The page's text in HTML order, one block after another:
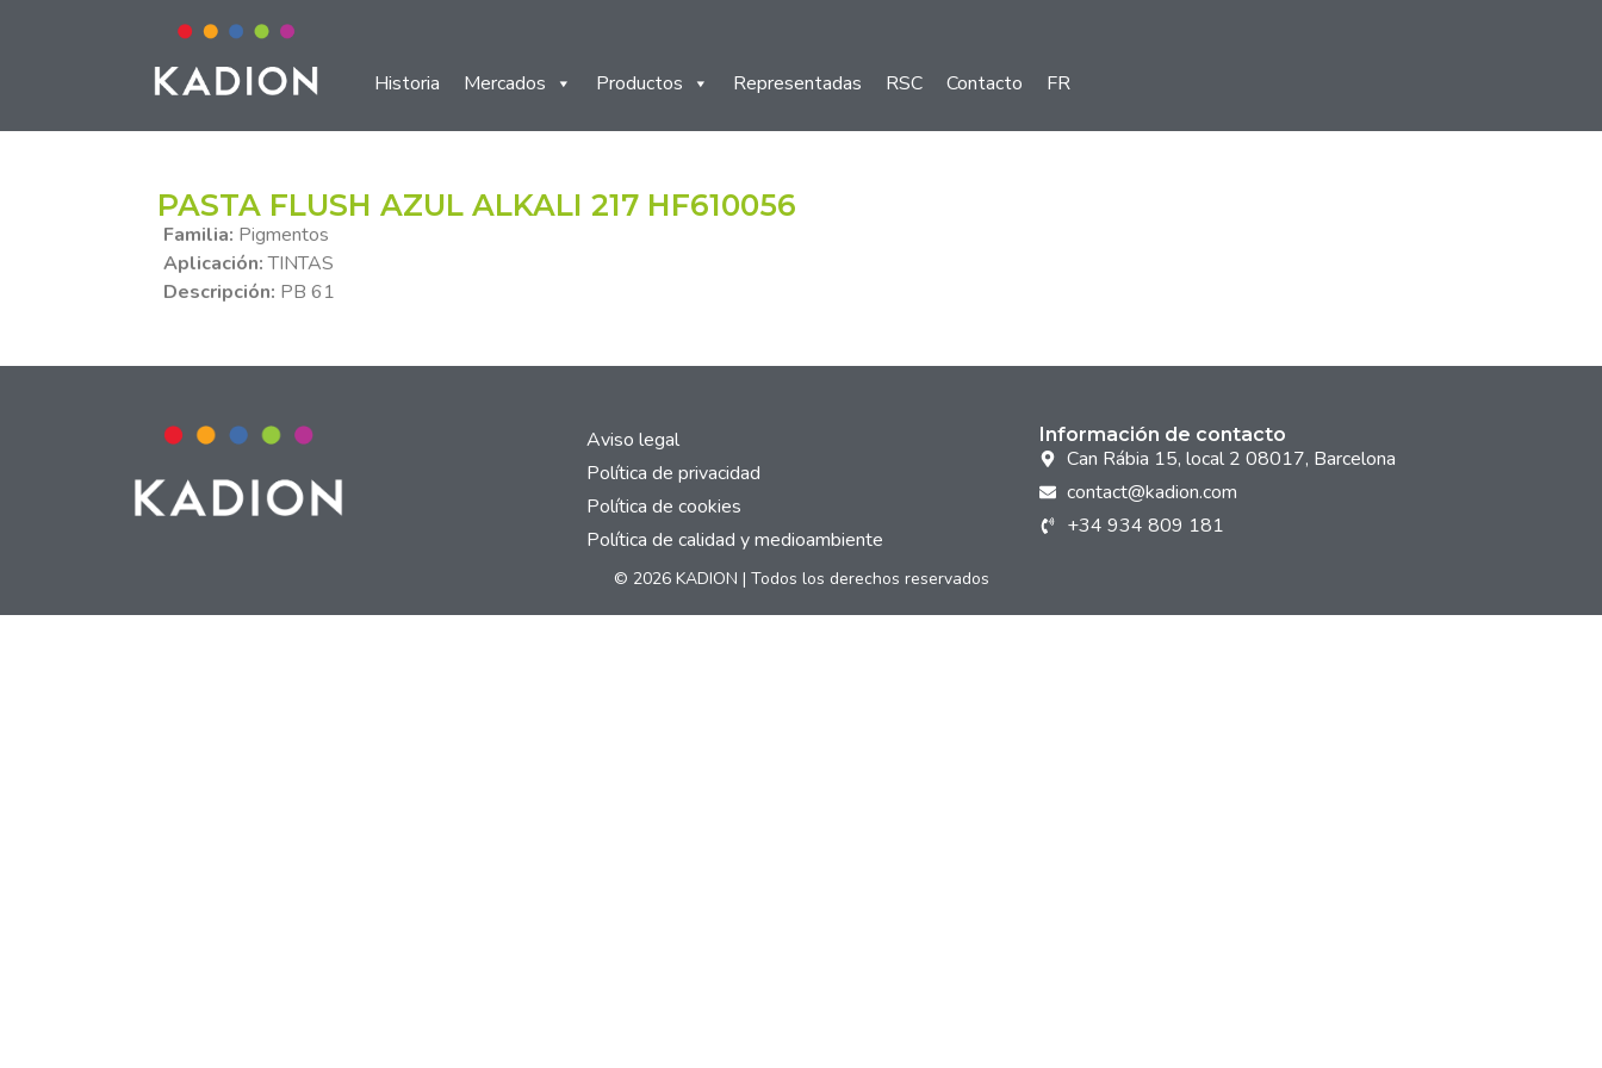
Historia Mercados Productos Representadas RSC Contacto FR
PASTA FLUSH AZUL ALKALI 217 HF610056
Familia: Pigmentos
Aplicación:TINTAS
Descripción: PB 61
Aviso legal
Política de privacidad
Política de cookies
Política de calidad y medioambiente
Información de contacto
Can Rábia 15, local 2 08017, Barcelona
contact@kadion.com
+34 934 809 181
© 2026 KADION | Todos los derechos reservados